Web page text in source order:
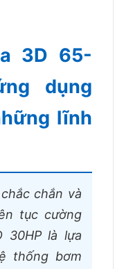
3D 65-
dụng
lĩnh
chắn và
tục cường
30HP là lựa
thống bơm